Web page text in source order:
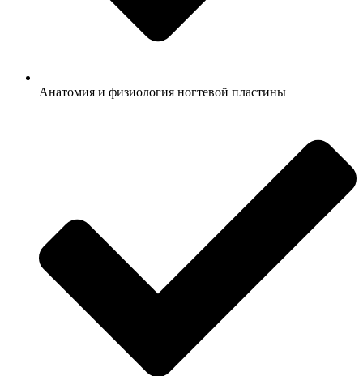
Анатомия и физиология ногтевой пластины